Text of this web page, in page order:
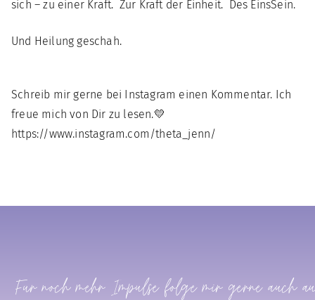
sich – zu einer Kraft. Zur Kraft der Einheit. Des EinsSein.
Und Heilung geschah.
Schreib mir gerne bei Instagram einen Kommentar. Ich
freue mich von Dir zu lesen.💛
https://www.instagram.com/theta_jenn/
Für noch mehr Impulse folge mir gerne auch